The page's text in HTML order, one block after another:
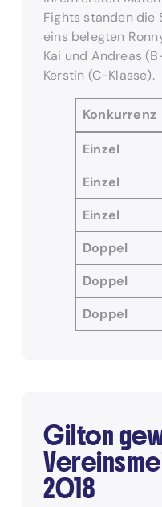
Fights standen die
eins belegten
Kai und Andreas
Kerstin (C-Klasse).
Konkurrenz
Einzel
Einzel
Einzel
Doppel
Doppel
Doppel
Gilton
2018